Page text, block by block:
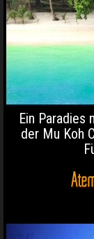
Ein Paradies
der Mu Koh